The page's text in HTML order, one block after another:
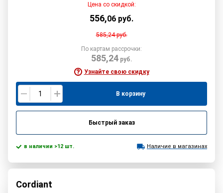
Цена со скидкой:
556,06 руб.
585,24руб.
По картам рассрочки:
585,24руб.
Узнайте свою скидку
В корзину
Быстрый заказ
в наличии >12 шт. Наличие в магазинах
Cordiant